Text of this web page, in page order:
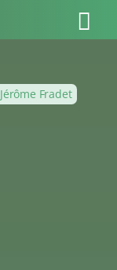
Jérôme Fradet